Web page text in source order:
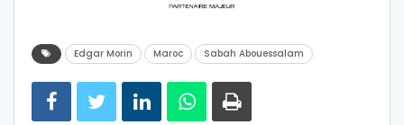
Edgar Morin Maroc Sabah Abouessalam